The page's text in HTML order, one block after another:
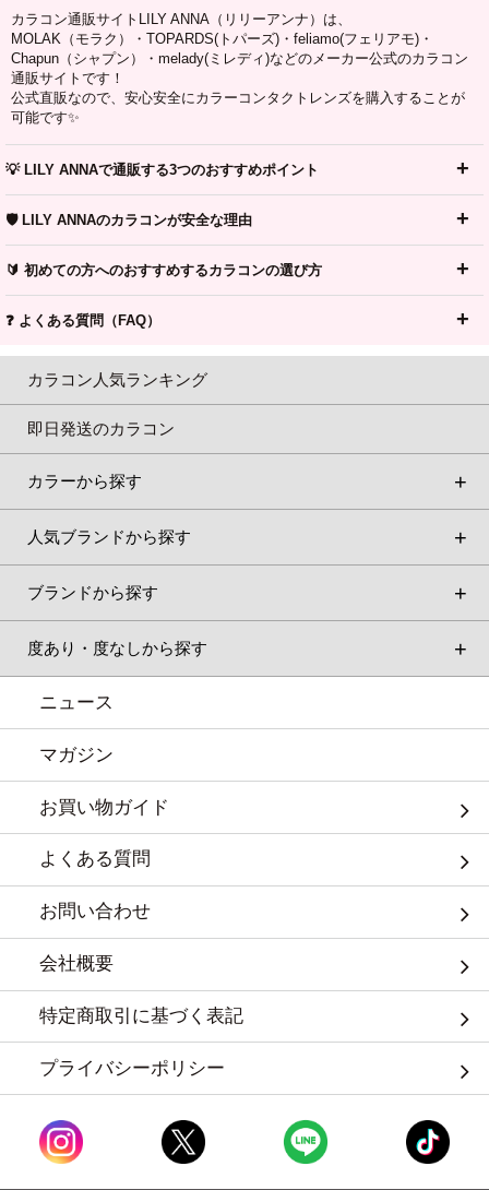
カラコン通販サイトLILY ANNA（リリーアンナ）は、
MOLAK（モラク）・TOPARDS(トパーズ)・feliamo(フェリアモ)・
Chapun（シャプン）・melady(ミレディ)などのメーカー公式のカラコン
通販サイトです！
公式直販なので、安心安全にカラーコンタクトレンズを購入することが
可能です✨
💡 LILY ANNAで通販する3つのおすすめポイント
🛡️ LILY ANNAのカラコンが安全な理由
🔰 初めての方へのおすすめするカラコンの選び方
❓ よくある質問（FAQ）
カラコン人気ランキング
即日発送のカラコン
カラーから探す
人気ブランドから探す
ブランドから探す
度あり・度なしから探す
ニュース
マガジン
お買い物ガイド
よくある質問
お問い合わせ
会社概要
特定商取引に基づく表記
プライバシーポリシー